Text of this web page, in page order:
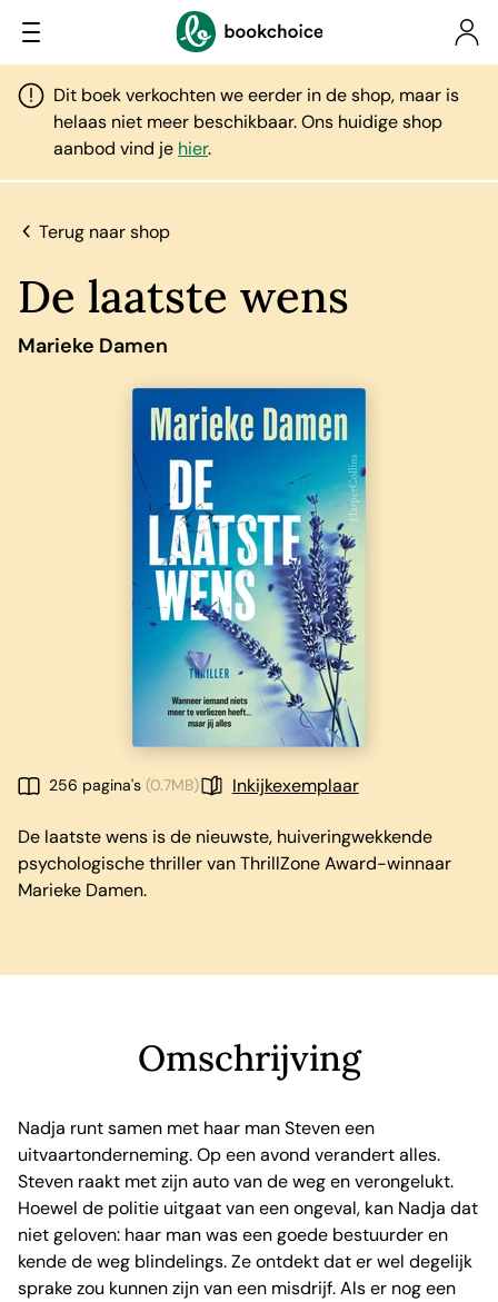
Dit boek verkochten we eerder in de shop, maar is
helaas niet meer beschikbaar. Ons huidige shop
aanbod vind je hier.
Terug naar shop
De laatste wens
Marieke Damen
256 pagina's (0.7MB) Inkijkexemplaar
De laatste wens is de nieuwste, huiveringwekkende
psychologische thriller van ThrillZone Award-winnaar
Marieke Damen.
Omschrijving
Nadja runt samen met haar man Steven een
uitvaartonderneming. Op een avond verandert alles.
Steven raakt met zijn auto van de weg en verongelukt.
Hoewel de politie uitgaat van een ongeval, kan Nadja dat
niet geloven: haar man was een goede bestuurder en
kende de weg blindelings. Ze ontdekt dat er wel degelijk
sprake zou kunnen zijn van een misdrijf. Als er nog een